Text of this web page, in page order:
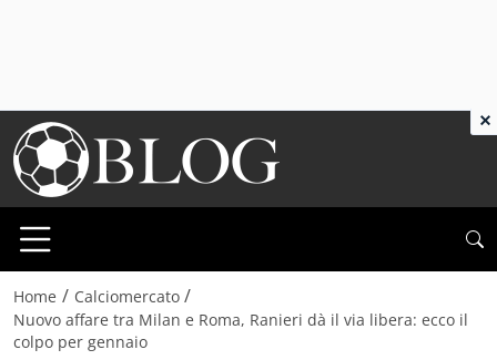
Home / Calciomercato /
Nuovo affare tra Milan e Roma, Ranieri dà il via libera: ecco il
colpo per gennaio
×